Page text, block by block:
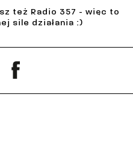
też Radio 357 - więc to
sile działania :)